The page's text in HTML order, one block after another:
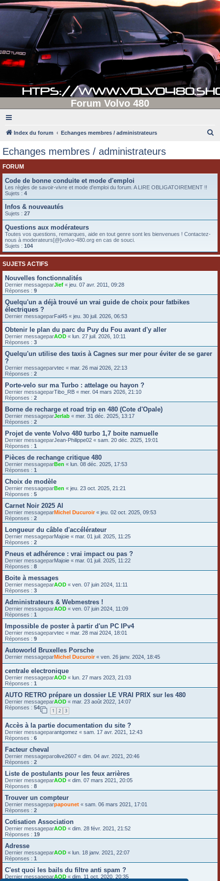
Forum Volvo 480
Index du forum Echanges membres / administrateurs
Echanges membres / administrateurs
FORUM
Code de bonne conduite et mode d'emploi
Les règles de savoir-vivre et mode d'emploi du forum. A LIRE OBLIGATOIREMENT !!
Sujets : 4
Infos & nouveautés
Sujets : 27
Questions aux modérateurs
Toutes vos questions, remarques, aide en tout genre sont les bienvenues ! Contactez-
nous à moderateurs[@]volvo-480.org en cas de souci.
Sujets : 104
SUJETS ACTIFS
Nouvelles fonctionnalités
Dernier messageparJief « jeu. 07 avr. 2011, 09:28
Réponses : 9
Quelqu'un a déjà trouvé un vrai guide de choix pour fatbikes
électriques ?
Dernier messageparFal45 « jeu. 30 juil. 2026, 06:53
Obtenir le plan du parc du Puy du Fou avant d'y aller
Dernier messageparAOD « lun. 27 juil. 2026, 10:11
Réponses : 3
Quelqu'un utilise des taxis à Cagnes sur mer pour éviter de se garer
?
Dernier messageparvtec « mar. 26 mai 2026, 22:13
Réponses : 2
Porte-velo sur ma Turbo : attelage ou hayon ?
Dernier messageparTibo_RB « mer. 04 mars 2026, 21:10
Réponses : 2
Borne de recharge et road trip en 480 (Cote d'Opale)
Dernier messageparJerlab « mer. 31 déc. 2025, 13:17
Réponses : 2
Projet de vente Volvo 480 turbo 1,7 boite namuelle
Dernier messageparJean-Philippe02 « sam. 20 déc. 2025, 19:01
Réponses : 1
Pièces de rechange critique 480
Dernier messageparBen « lun. 08 déc. 2025, 17:53
Réponses : 1
Choix de modèle
Dernier messageparBen « jeu. 23 oct. 2025, 21:21
Réponses : 5
Carnet Noir 2025 Al
Dernier messageparMichel Ducuroir« jeu. 02 oct. 2025, 09:53
Réponses : 2
Longueur du câble d'accélérateur
Dernier messageparMajoie « mar. 01 juil. 2025, 11:25
Réponses : 2
Pneus et adhérence : vrai impact ou pas ?
Dernier messageparMajoie « mar. 01 juil. 2025, 11:22
Réponses : 8
Boite à messages
Dernier messageparAOD « ven. 07 juin 2024, 11:11
Réponses : 3
Administrateurs & Webmestres !
Dernier messageparAOD « ven. 07 juin 2024, 11:09
Réponses : 1
Impossible de poster à partir d'un PC IPv4
Dernier messageparvtec « mar. 28 mai 2024, 18:01
Réponses : 9
Autoworld Bruxelles Porsche
Dernier messageparMichel Ducuroir« ven. 26 janv. 2024, 18:45
centrale electronique
Dernier messageparAOD « lun. 27 mars 2023, 21:03
Réponses : 1
AUTO RETRO prépare un dossier LE VRAI PRIX sur les 480
Dernier messageparAOD « mar. 23 août 2022, 14:07
Réponses : 54
1 2 3
Accès à la partie documentation du site ?
Dernier messageparantgomez « sam. 17 avr. 2021, 12:43
Réponses : 6
Facteur cheval
Dernier messageparolive2607 « dim. 04 avr. 2021, 20:46
Réponses : 2
Liste de postulants pour les feux arrières
Dernier messageparAOD « dim. 07 mars 2021, 20:05
Réponses : 8
Trouver un compteur
Dernier messageparpapounet « sam. 06 mars 2021, 17:01
Réponses : 2
Cotisation Association
Dernier messageparAOD « dim. 28 févr. 2021, 21:52
Réponses : 19
Adresse
Dernier messageparAOD « lun. 18 janv. 2021, 22:07
Réponses : 1
C'est quoi les bails du filtre anti spam ?
Dernier messageparAOD « dim. 11 oct. 2020, 20:35